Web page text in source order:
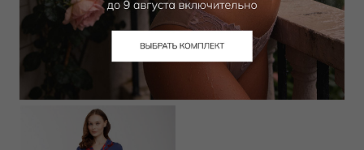
Трусы слип
9 000₽ 5 850₽
Выбрать размер
Трусы хипстер
11 000₽ 6 750₽
Выбрать размер